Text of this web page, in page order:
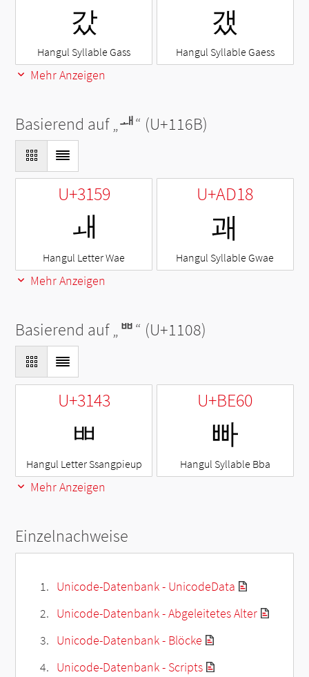
갔
Hangul Syllable Gass
갰
Hangul Syllable Gaess
Mehr Anzeigen
Basierend auf „ᅫ“ (U+116B)
U+3159
ㅙ
Hangul Letter Wae
U+AD18
괘
Hangul Syllable Gwae
Mehr Anzeigen
Basierend auf „ᄈ“ (U+1108)
U+3143
ㅃ
Hangul Letter Ssangpieup
U+BE60
빠
Hangul Syllable Bba
Mehr Anzeigen
Einzelnachweise
Unicode-Datenbank - UnicodeData
Unicode-Datenbank - Abgeleitetes Alter
Unicode-Datenbank - Blöcke
Unicode-Datenbank - Scripts